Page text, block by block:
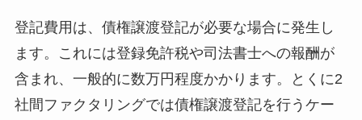
登記費用は、債権譲渡登記が必要な場合に発生し
ます。これには登録免許税や司法書士への報酬が
含まれ、一般的に数万円程度かかります。とくに2
社間ファクタリングでは債権譲渡登記を行うケー